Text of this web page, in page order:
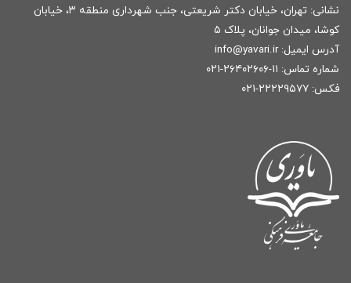
نشانی: تهران، خیابان دکتر شریعتی، جنب شهرداری منطقه ۳، خیابان
کوشا، میدان جوانان، پلاک ۵
آدرس ایمیل: info@yavari.ir
شماره تماس: ۱۱-۲۶۴۰۲۶۰۶-۰۲۱
فکس: ۲۲۲۲۹۵۷۷-۰۲۱